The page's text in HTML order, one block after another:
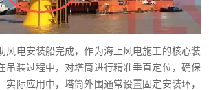
风电安装船完成，作为海上风电施工的核心装
吊装过程中，对塔筒进行精准垂直定位，确保
实际应用中，塔筒外围通常设置固定安装环，